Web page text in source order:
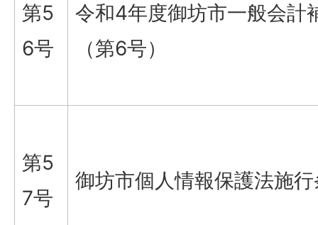
第5
6号
令和4年度御坊市一般会計
（第6号）
第5
7号
御坊市個人情報保護法施